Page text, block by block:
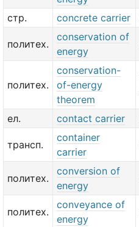
стр. concrete carrier
политех.
conservation of
energy
политех.
conservation-
of-energy
theorem
ел. contact carrier
трансп.
container
carrier
политех.
conversion of
energy
политех.
conveyance of
energy